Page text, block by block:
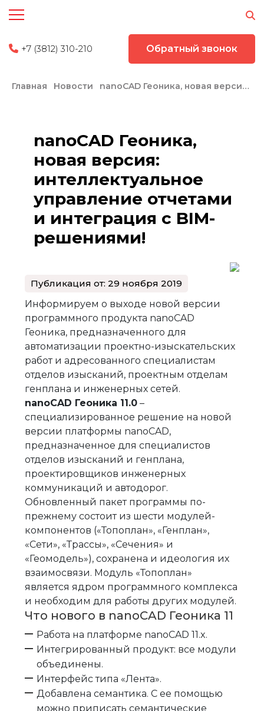
+7 (3812) 310-210 Обратный звонок
Главная Новости nanoCAD Геоника, новая версия: интеллектуальное управление отчетами и интеграция с BIM-решениями!
nanoCAD Геоника,
новая версия:
интеллектуальное
управление отчетами
и интеграция с BIM-
решениями!
Публикация от: 29 ноября 2019
Информируем о выходе новой версии
программного продукта nanoCAD
Геоника, предназначенного для
автоматизации проектно-изыскательских
работ и адресованного специалистам
отделов изысканий, проектным отделам
генплана и инженерных сетей.
nanoCAD Геоника 11.0 –
специализированное решение на новой
версии платформы nanoCAD,
предназначенное для специалистов
отделов изысканий и генплана,
проектировщиков инженерных
коммуникаций и автодорог.
Обновленный пакет программы по-
прежнему состоит из шести модулей-
компонентов («Топоплан», «Генплан»,
«Сети», «Трассы», «Сечения» и
«Геомодель»), сохранена и идеология их
взаимосвязи. Модуль «Топоплан»
является ядром программного комплекса
и необходим для работы других модулей.
Что нового в nanoCAD Геоника 11
Работа на платформе nanoCAD 11.x.
Интегрированный продукт: все модули
объединены.
Интерфейс типа «Лента».
Добавлена семантика. С ее помощью
можно приписать семантические